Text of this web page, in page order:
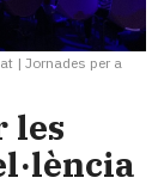
| Jornades per a
les